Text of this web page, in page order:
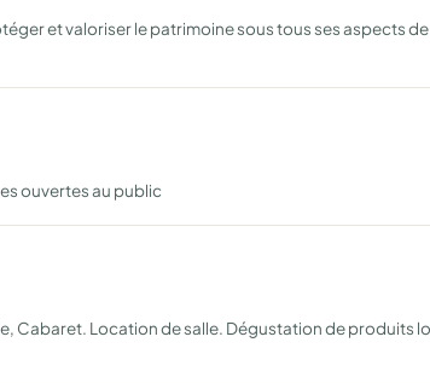
et valoriser le patrimoine sous tous ses aspects
ouvertes au public
Cabaret. Location de salle. Dégustation de produits